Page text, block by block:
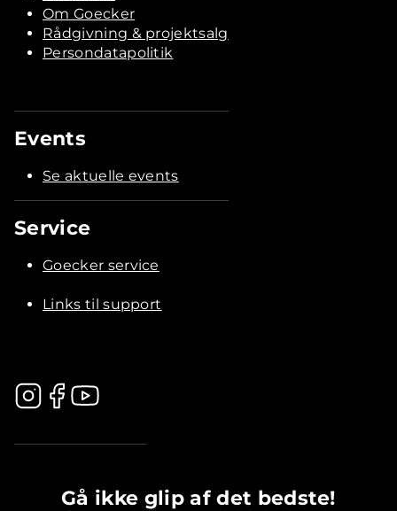
Om Goecker
Rådgivning & projektsalg
Persondatapolitik
Events
Se aktuelle events
Service
Goecker service
Links til support
Gå ikke glip af det bedste!